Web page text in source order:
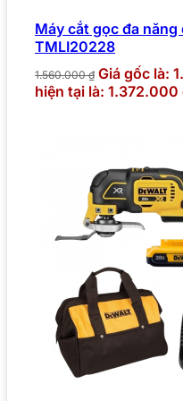
Máy cắt gọc đa
TMLI20228
1.560.000₫ Giá gốc là:
hiện tại là: 1.372.000